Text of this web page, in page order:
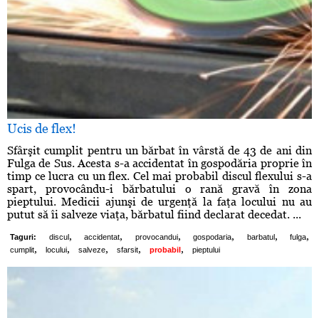
Ucis de flex!
Sfârşit cumplit pentru un bărbat în vârstă de 43 de ani din
Fulga de Sus. Acesta s-a accidentat în gospodăria proprie în
timp ce lucra cu un flex. Cel mai probabil discul flexului s-a
spart, provocându-i bărbatului o rană gravă în zona
pieptului. Medicii ajunşi de urgenţă la faţa locului nu au
putut să îi salveze viaţa, bărbatul fiind declarat decedat. ...
Taguri: discul, accidentat, provocandui, gospodaria, barbatul, fulga,
cumplit, locului, salveze, sfarsit, probabil , pieptului